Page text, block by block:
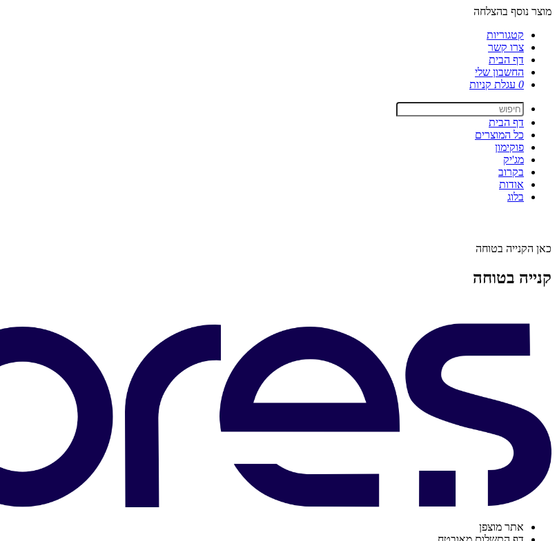
מוצר נוסף בהצלחה
קטגוריות
צרו קשר
דף הבית
החשבון שלי
0 עגלת קניות
דף הבית
כל המוצרים
פוקימון
מג'יק
בקרוב
אודות
בלוג
כאן הקנייה בטוחה
קנייה בטוחה
אתר מוצפן